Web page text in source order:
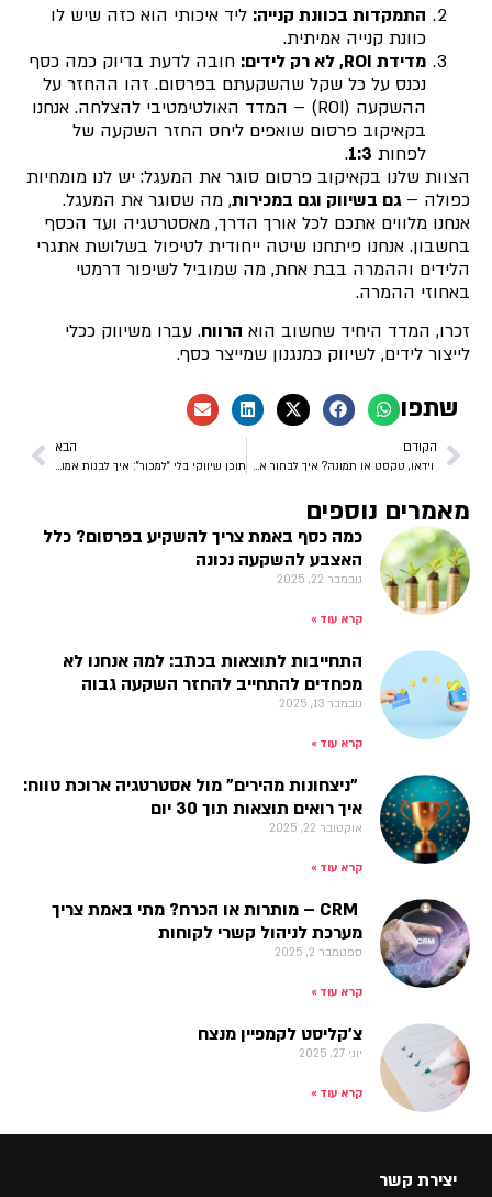
התמקדות בכוונת קנייה: ליד איכותי הוא כזה שיש לו
כוונת קנייה אמיתית.
מדידת ROI, לא רק לידים:
חובה לדעת בדיוק כמה כסף
נכנס על כל שקל שהשקעתם בפרסום. זהו ההחזר על
ההשקעה (ROI) – המדד האולטימטיבי להצלחה. אנחנו
בקאיקוב פרסום שואפים ליחס החזר השקעה של
לפחות 1:3
.
הצוות שלנו בקאיקוב פרסום סוגר את המעגל: יש לנו מומחיות
כפולה –גם בשיווק וגם במכירות, מה שסוגר את המעגל.
אנחנו מלווים אתכם לכל אורך הדרך, מאסטרטגיה ועד הכסף
בחשבון. אנחנו פיתחנו שיטה ייחודית לטיפול בשלושת אתגרי
הלידים וההמרה בבת אחת, מה שמוביל לשיפור דרמטי
באחוזי ההמרה.
זכרו, המדד היחיד שחשוב הוא הרווח. עברו משיווק ככלי
לייצור לידים, לשיווק כמנגנון שמייצר כסף.
שתפו
הקודם
וידאו, טקסט או תמונה? איך לבחור את הפורמט שיביא את הערך הגבוה ביותר ללקוח
הבא
תוכן שיווקי בלי "למכור": איך לבנות אמון שמוביל למכירות (בלי להישמע נואש)
מאמרים נוספים
כמה כסף באמת צריך להשקיע בפרסום? כלל
האצבע להשקעה נכונה
נובמבר 22, 2025
קרא עוד »
התחייבות לתוצאות בכתב: למה אנחנו לא
מפחדים להתחייב להחזר השקעה גבוה
נובמבר 13, 2025
קרא עוד »
"ניצחונות מהירים" מול אסטרטגיה ארוכת טווח:
איך רואים תוצאות תוך 30 יום
אוקטובר 22, 2025
קרא עוד »
CRM – מותרות או הכרח? מתי באמת צריך
מערכת לניהול קשרי לקוחות
ספטמבר 2, 2025
קרא עוד »
צ'קליסט לקמפיין מנצח
יוני 27, 2025
קרא עוד »
יצירת קשר